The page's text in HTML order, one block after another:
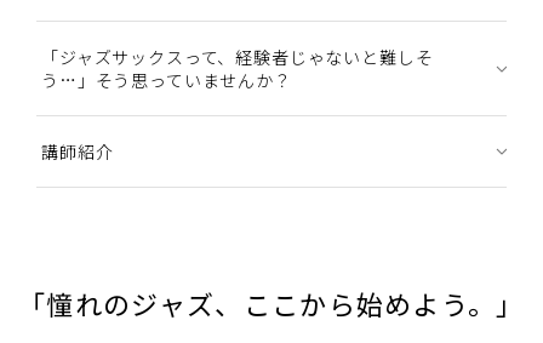
「ジャズサックスって、経験者じゃないと難しそ
う…」そう思っていませんか？
講師紹介
「憧れのジャズ、ここから始めよう。」